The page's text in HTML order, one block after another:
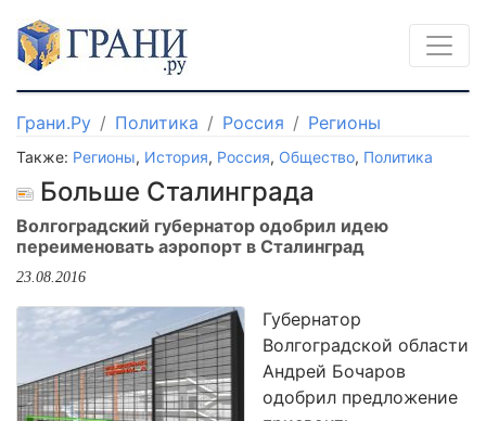
Грани.Ру Политика Россия Регионы
Также: Регионы, История, Россия, Общество, Политика
Больше Сталинграда
Волгоградский губернатор одобрил идею
переименовать аэропорт в Сталинград
23.08.2016
Губернатор
Волгоградской области
Андрей Бочаров
одобрил предложение